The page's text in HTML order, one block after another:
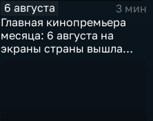
6 августа
3 мин
Главная кинопремьера
месяца: 6 августа на
экраны страны вышла